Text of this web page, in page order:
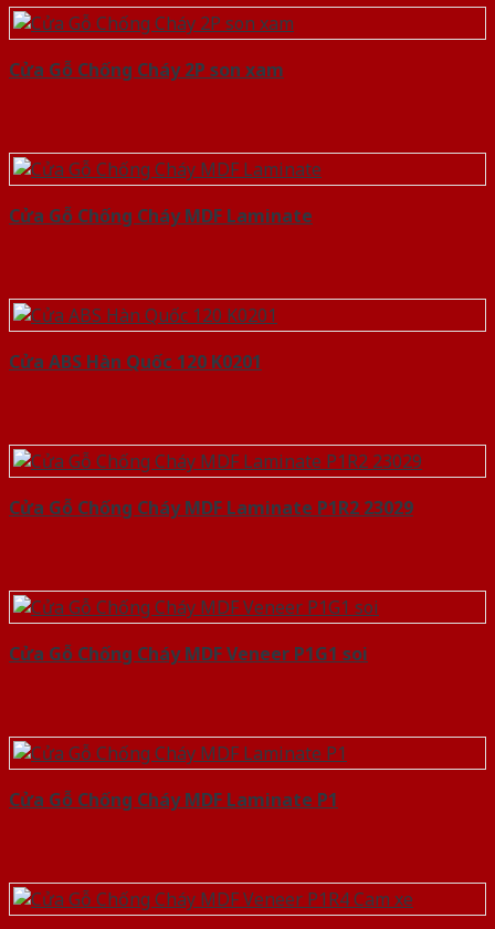
Cửa Gỗ Chống Cháy 2P son xam
Cửa Gỗ Chống Cháy MDF Laminate
Cửa ABS Hàn Quốc 120 K0201
Cửa Gỗ Chống Cháy MDF Laminate P1R2 23029
Cửa Gỗ Chống Cháy MDF Veneer P1G1 soi
Cửa Gỗ Chống Cháy MDF Laminate P1